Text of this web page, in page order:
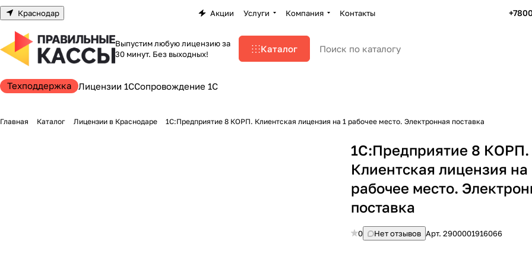
Краснодар Акции Услуги Компания Контакты
Выпустим любую лицензию за
30 минут. Без выходных!
Каталог
Техподдержка Лицензии 1ССопровождение 1С
Главная Каталог Лицензии в Краснодаре 1С:Предприятие 8 КОРП. Клиентская лицензия на 1 рабочее место. Электронная поставка
1С:Предприятие 8 КОРП.
Клиентская лицензия на
рабочее место.
поставка
0 Нет отзывов Арт.2900001916066